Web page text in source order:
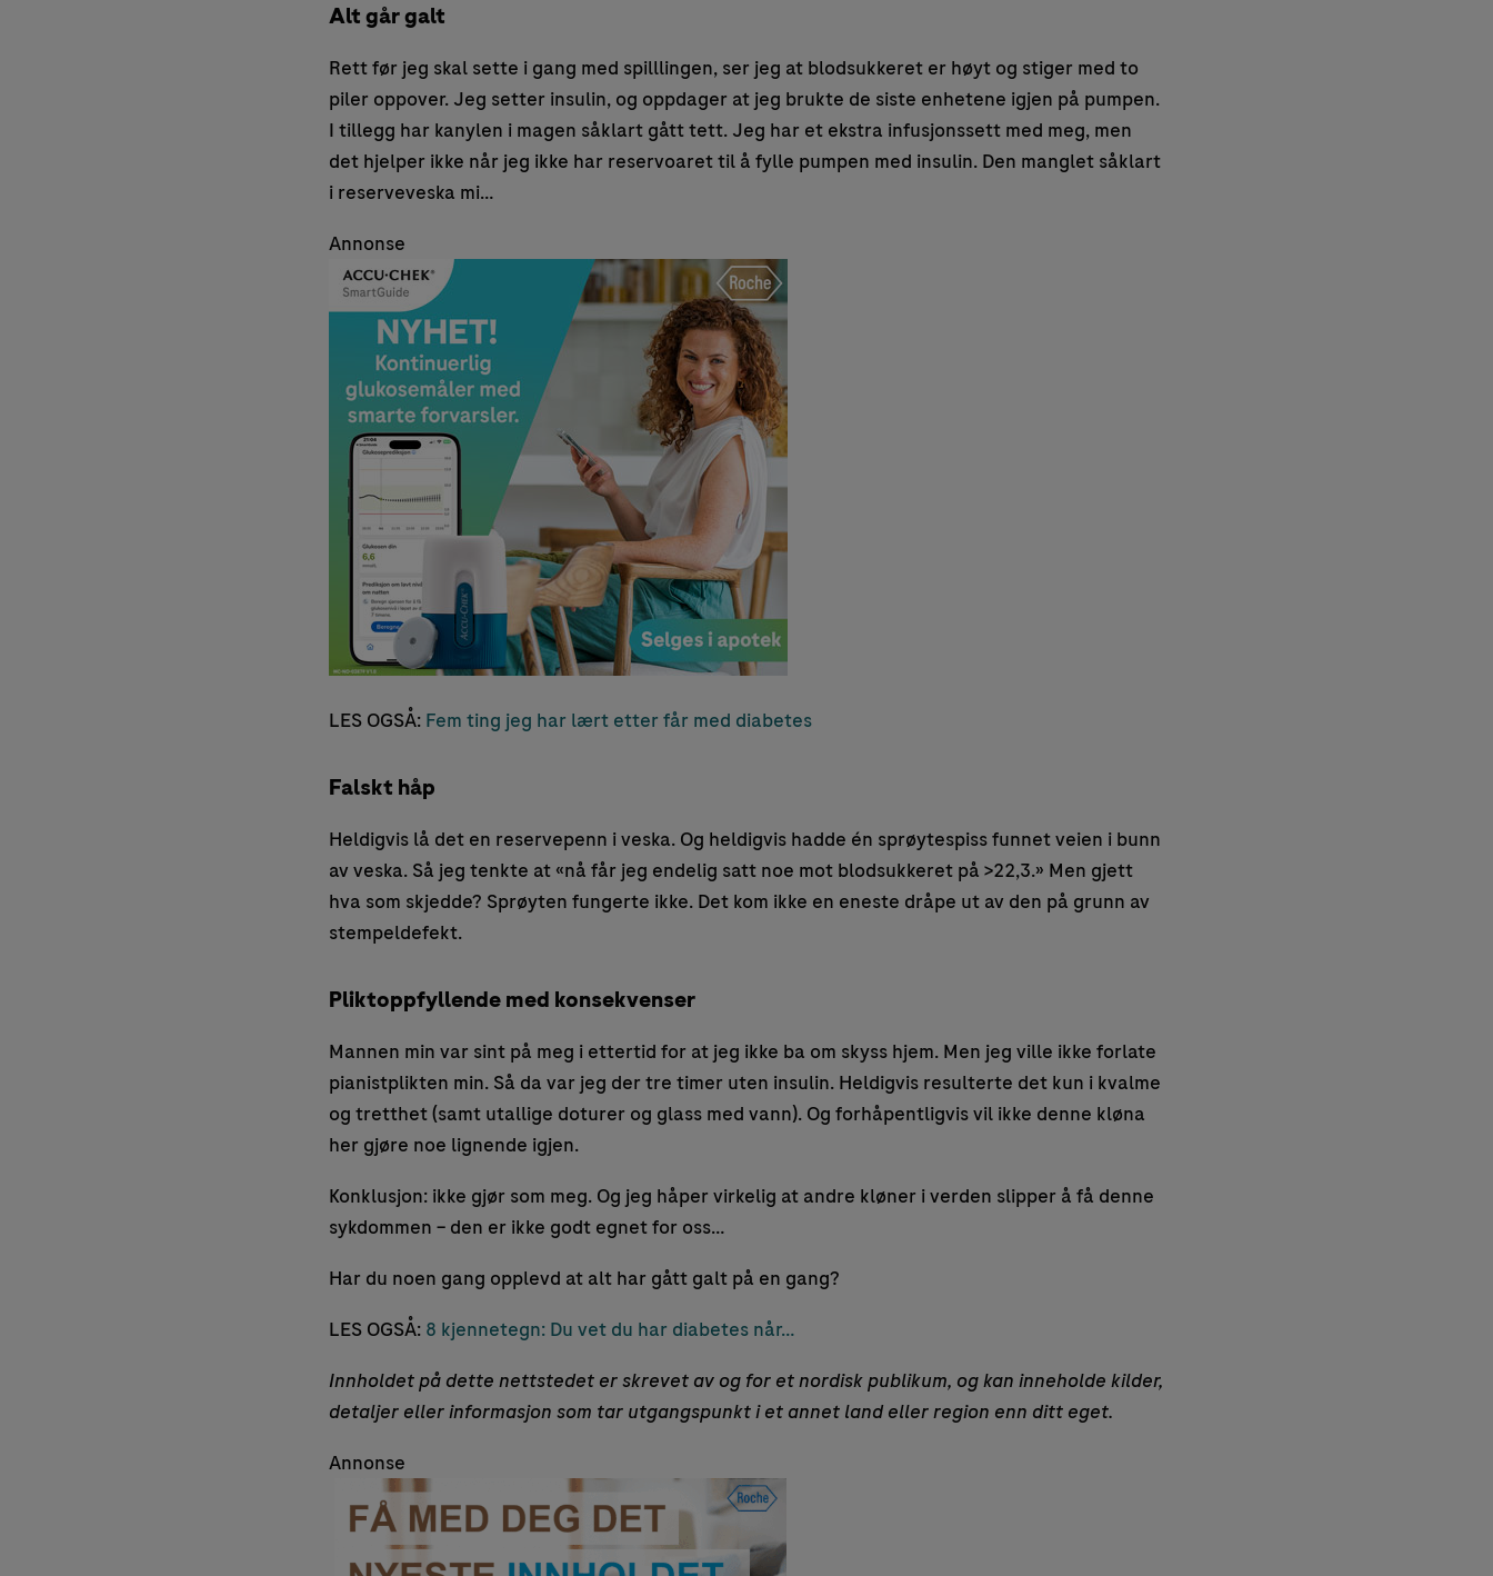
Alt går galt
Rett før jeg skal sette i gang med spilllingen, ser jeg at blodsukkeret er høyt og stiger med to
piler oppover. Jeg setter insulin, og oppdager at jeg brukte de siste enhetene igjen på pumpen.
I tillegg har kanylen i magen såklart gått tett. Jeg har et ekstra infusjonssett med meg, men
det hjelper ikke når jeg ikke har reservoaret til å fylle pumpen med insulin. Den manglet såklart
i reserveveska mi…
Annonse
LES OGSÅ: Fem ting jeg har lært etter får med diabetes
Falskt håp
Heldigvis lå det en reservepenn i veska. Og heldigvis hadde én sprøytespiss funnet veien i bunn
av veska. Så jeg tenkte at «nå får jeg endelig satt noe mot blodsukkeret på >22,3.» Men gjett
hva som skjedde? Sprøyten fungerte ikke. Det kom ikke en eneste dråpe ut av den på grunn av
stempeldefekt.
Pliktoppfyllende med konsekvenser
Mannen min var sint på meg i ettertid for at jeg ikke ba om skyss hjem. Men jeg ville ikke forlate
pianistplikten min. Så da var jeg der tre timer uten insulin. Heldigvis resulterte det kun i kvalme
og tretthet (samt utallige doturer og glass med vann). Og forhåpentligvis vil ikke denne kløna
her gjøre noe lignende igjen.
Konklusjon: ikke gjør som meg. Og jeg håper virkelig at andre kløner i verden slipper å få denne
sykdommen – den er ikke godt egnet for oss…
Har du noen gang opplevd at alt har gått galt på en gang?
LES OGSÅ: 8 kjennetegn: Du vet du har diabetes når…
Innholdet på dette nettstedet er skrevet av og for et nordisk publikum, og kan inneholde kilder,
detaljer eller informasjon som tar utgangspunkt i et annet land eller region enn ditt eget.
Annonse